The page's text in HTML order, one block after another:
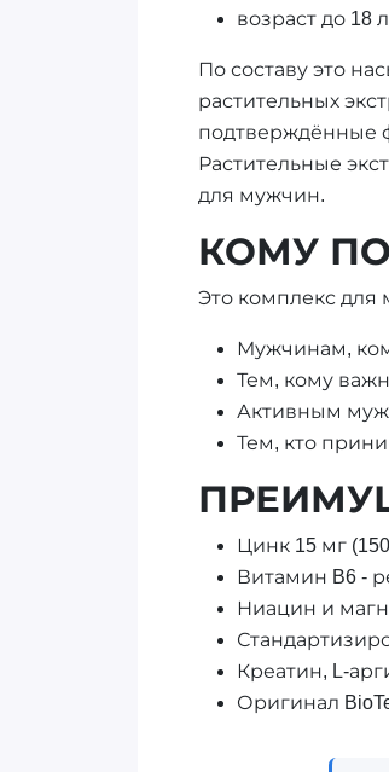
возраст до 18
По составу это
растительных
подтверждённые
Растительные
для мужчин.
КОМУ
Это комплекс для
Мужчинам,
Тем, кому
Активным
Тем, кто
Цинк 15 мг
Витамин B6 -
Ниацин и
Креатин, L-
Оригинал